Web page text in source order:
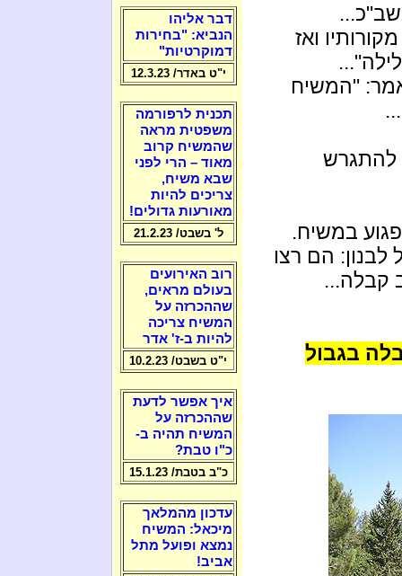
ואז
"המשיח
להתגרש
במשיח.
הם רצו
קבלה...
בגבול
דבר אליהו
הנביא: "בחירות
דמוקרטיות"
י"ט באדר/ 12.3.23
תכנית לרפורמה
משפטית מראה
שהמשיח קרוב
מאוד – הרי לפני
שבא משיח,
צריכים להיות
מאורעות גדולים!
ל' בשבט/ 21.2.23
רוב האירועים
בעולם מראים,
שההכרזה על
המשיח צריכה
להיות ב-ז' אדר
י"ט בשבט/ 10.2.23
איך אפשר לדעת
שההכרזה על
המשיח תהיה ב-
כ"ו טבת?
כ"ב בטבת/ 15.1.23
עדכון מהמלאך
מיכאל: המשיח
נמצא ופועל מתל
אביב!